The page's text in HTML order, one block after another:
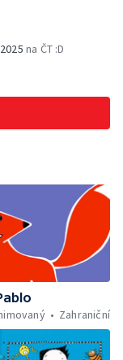
na ČT :D
Zahraniční